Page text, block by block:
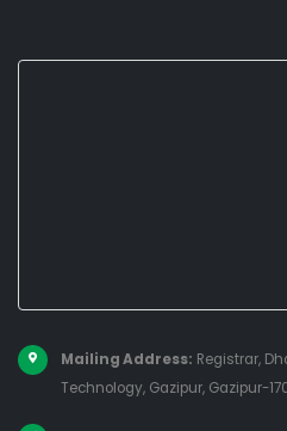
Mailing Address: Registrar,
Technology, Gazipur, Gazipur-